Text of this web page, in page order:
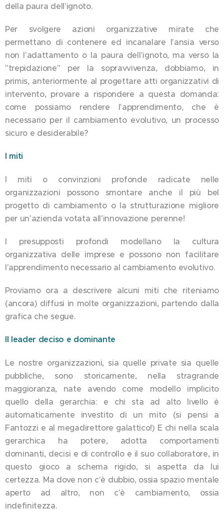
della paura dell'ignoto.
Per svolgere azioni organizzative mirate che
permettano di contenere ed incanalare l'ansia verso
non l'adattamento o la paura dell'ignoto, ma verso la
"trepidazione" per la sopravvivenza, dobbiamo, in
primis, anteriormente al progettare atti organizzativi di
intervento, provare a rispondere a questa domanda:
come possiamo rendere l'apprendimento, che è
necessario per il cambiamento evolutivo, un processo
sicuro e desiderabile?
I miti
I miti o convinzioni profonde radicate nelle
organizzazioni possono smontare anche il più bel
progetto di cambiamento o la strutturazione migliore
per un'azienda votata all'innovazione perenne!
I presupposti profondi modellano la cultura
organizzativa delle imprese e possono non facilitare
l'apprendimento necessario al cambiamento evolutivo.
Proviamo ora a descrivere alcuni miti che riteniamo
(ancora) diffusi in molte organizzazioni, partendo dalla
grafica che segue.
Il leader deciso e dominante
Le nostre organizzazioni, sia quelle private sia quelle
pubbliche, sono storicamente, nella stragrande
maggioranza, nate avendo come modello implicito
quello della gerarchia: e chi sta ad alto livello è
automaticamente investito di un mito (si pensi a
Fantozzi e al megadirettore galattico!) E chi nella scala
gerarchica ha potere, adotta comportamenti
dominanti, decisi e di controllo e il suo collaboratore, in
questo gioco a schema rigido, si aspetta da lui
certezza. Ma dove non c'è dubbio, ossia spazio mentale
aperto ad altro, non c'è cambiamento, ossia
indefinitezza.